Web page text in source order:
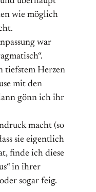
wie möglich
war
tiefstem Herzen
mit den
gönn ich ihr
macht (so
sie eigentlich
finde ich diese
in ihrer
sogar feig.